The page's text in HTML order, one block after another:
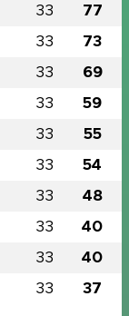
33 77
33 73
33 69
33 59
33 55
33 54
33 48
33 40
33 40
33 37